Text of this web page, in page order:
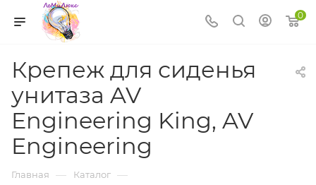
0
Крепеж для сиденья
унитаза AV
Engineering King, AV
Engineering
Главная — Каталог —